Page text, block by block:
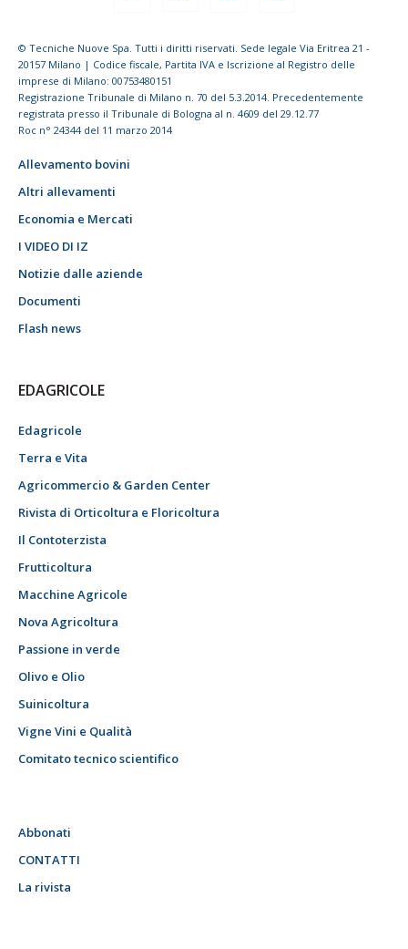
© Tecniche Nuove Spa. Tutti i diritti riservati. Sede legale Via Eritrea 21 -
20157 Milano | Codice fiscale, Partita IVA e Iscrizione al Registro delle
imprese di Milano: 00753480151
Registrazione Tribunale di Milano n. 70 del 5.3.2014. Precedentemente
registrata presso il Tribunale di Bologna al n. 4609 del 29.12.77
Roc n° 24344 del 11 marzo 2014
Allevamento bovini
Altri allevamenti
Economia e Mercati
I VIDEO DI IZ
Notizie dalle aziende
Documenti
Flash news
EDAGRICOLE
Edagricole
Terra e Vita
Agricommercio & Garden Center
Rivista di Orticoltura e Floricoltura
Il Contoterzista
Frutticoltura
Macchine Agricole
Nova Agricoltura
Passione in verde
Olivo e Olio
Suinicoltura
Vigne Vini e Qualità
Comitato tecnico scientifico
Abbonati
CONTATTI
La rivista